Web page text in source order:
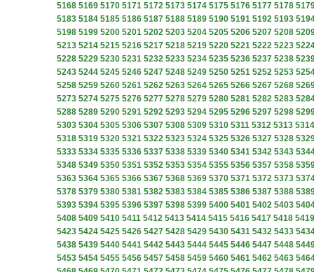
5168 5169 5170 5171 5172 5173 5174 5175 5176 5177 5178
5183 5184 5185 5186 5187 5188 5189 5190 5191 5192 5193
5198 5199 5200 5201 5202 5203 5204 5205 5206 5207 5208
5213 5214 5215 5216 5217 5218 5219 5220 5221 5222 5223
5228 5229 5230 5231 5232 5233 5234 5235 5236 5237 5238
5243 5244 5245 5246 5247 5248 5249 5250 5251 5252 5253
5258 5259 5260 5261 5262 5263 5264 5265 5266 5267 5268
5273 5274 5275 5276 5277 5278 5279 5280 5281 5282 5283
5288 5289 5290 5291 5292 5293 5294 5295 5296 5297 5298
5303 5304 5305 5306 5307 5308 5309 5310 5311 5312 5313 5314
5318 5319 5320 5321 5322 5323 5324 5325 5326 5327 5328
5333 5334 5335 5336 5337 5338 5339 5340 5341 5342 5343
5348 5349 5350 5351 5352 5353 5354 5355 5356 5357 5358
5363 5364 5365 5366 5367 5368 5369 5370 5371 5372 5373
5378 5379 5380 5381 5382 5383 5384 5385 5386 5387 5388
5393 5394 5395 5396 5397 5398 5399 5400 5401 5402 5403
5408 5409 5410 5411 5412 5413 5414 5415 5416 5417 5418 5419
5423 5424 5425 5426 5427 5428 5429 5430 5431 5432 5433
5438 5439 5440 5441 5442 5443 5444 5445 5446 5447 5448
5453 5454 5455 5456 5457 5458 5459 5460 5461 5462 5463